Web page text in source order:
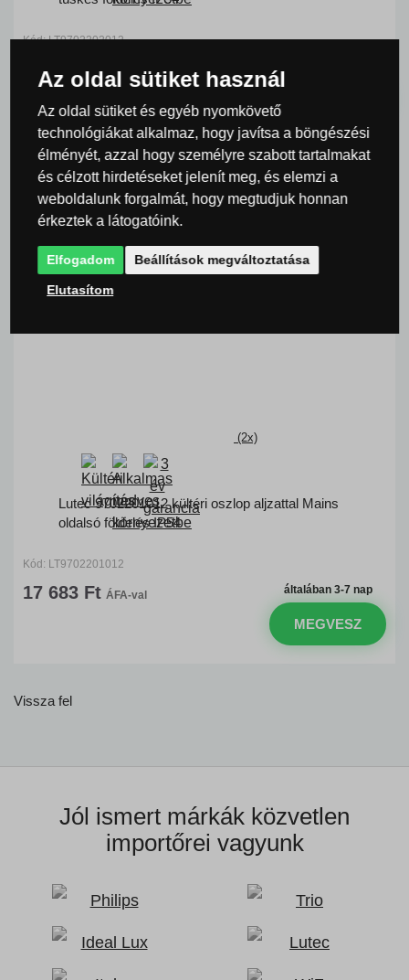
Kód: LT9702202012
17 683 Ft ÁFA-val
(2x)
Lutec 9702201012 kültéri oszlop aljzattal Mains
oldalsó földelés IP54
Kód: LT9702201012
általában 3-7 nap
17 683 Ft ÁFA-val
MEGVESZ
Vissza fel
Jól ismert márkák közvetlen
importőrei vagyunk
Az oldal sütiket használ
Az oldal sütiket és egyéb nyomkövető
technológiákat alkalmaz, hogy javítsa a böngészési
élményét, azzal hogy személyre szabott tartalmakat
és célzott hirdetéseket jelenít meg, és elemzi a
weboldalunk forgalmát, hogy megtudjuk honnan
érkeztek a látogatóink.
Elfogadom Beállítások megváltoztatása
Elutasítom